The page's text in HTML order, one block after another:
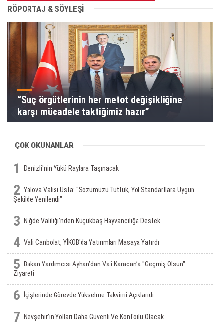
RÖPORTAJ & SÖYLEŞİ
“Suç örgütlerinin her metot değişikliğine
karşı mücadele taktiğimiz hazır”
ÇOK OKUNANLAR
1 Denizli'nin Yükü Raylara Taşınacak
2 Yalova Valisi Usta: "Sözümüzü Tuttuk, Yol Standartlara Uygun
Şekilde Yenilendi"
3 Niğde Valiliği’nden Küçükbaş Hayvancılığa Destek
4 Vali Canbolat, YİKOB'da Yatırımları Masaya Yatırdı
5
Bakan Yardımcısı Ayhan’dan Vali Karacan’a "Geçmiş Olsun"
Ziyareti
6 İçişlerinde Görevde Yükselme Takvimi Açıklandı
7 Nevşehir’in Yolları Daha Güvenli Ve Konforlu Olacak